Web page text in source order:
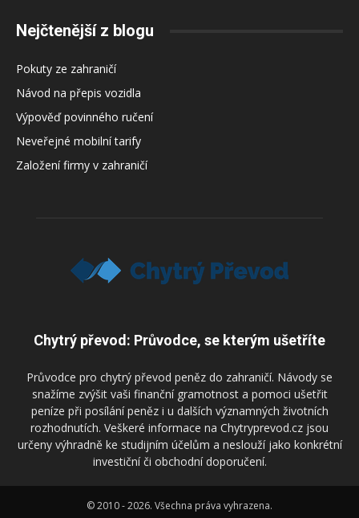
Nejčtenější z blogu
Pokuty ze zahraničí
Návod na přepis vozidla
Výpověď povinného ručení
Neveřejné mobilní tarify
Založení firmy v zahraničí
Chytrý převod: Průvodce, se kterým ušetříte
Průvodce pro chytrý převod peněz do zahraničí. Návody se
snažíme zvýšit vaši finanční gramotnost a pomoci ušetřit
peníze při posílání peněz i u dalších významných životních
rozhodnutích. Veškeré informace na Chytryprevod.cz jsou
určeny výhradně ke studijním účelům a neslouží jako konkrétní
investiční či obchodní doporučení.
© 2010 - 2026. Všechna práva vyhrazena.